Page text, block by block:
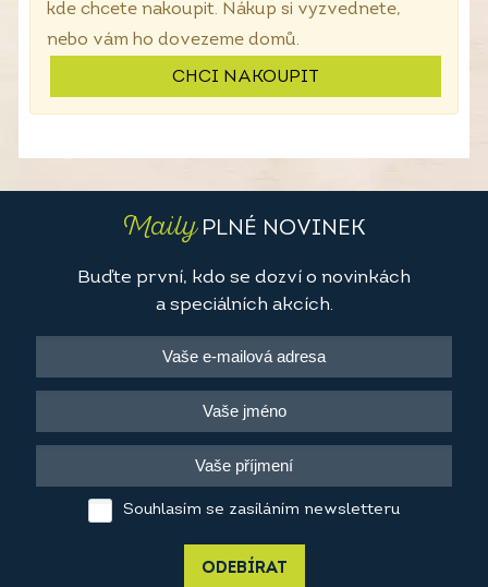
kde chcete nakoupit. Nákup si vyzvednete,
nebo vám ho dovezeme domů.
CHCI NAKOUPIT
MailyPLNÉ NOVINEK
Buďte první, kdo se dozví o novinkách
a speciálních akcích.
Souhlasím se zasíláním newsletteru
ODEBÍRAT